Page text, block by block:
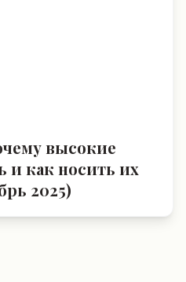
высокие
и как носить их
2025)